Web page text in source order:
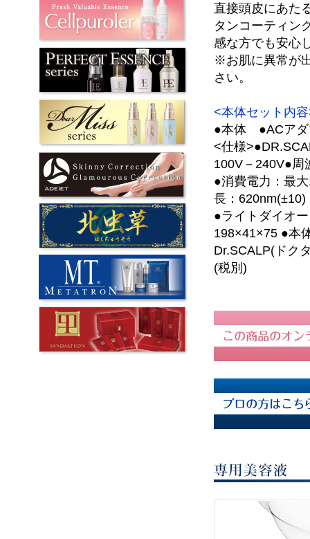
直接頭皮にあた
タンコーティン
感な方でも安心
※お肌に異常が
さい。
<本体セット内
●本体 ●ACア
<仕様
100V－240V●周
●消費電力：最
長：620nm(±10)
●ライトダイオ
198×41×75 ●本
Dr.SCALP(ドク
(税別)